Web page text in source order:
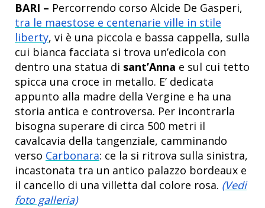
BARI – Percorrendo corso Alcide De Gasperi,
tra le maestose e centenarie ville in stile
liberty, vi è una piccola e bassa cappella, sulla
cui bianca facciata si trova un’edicola con
dentro una statua di sant’Anna e sul cui tetto
spicca una croce in metallo. E’ dedicata
appunto alla madre della Vergine e ha una
storia antica e controversa. Per incontrarla
bisogna superare di circa 500 metri il
cavalcavia della tangenziale, camminando
verso Carbonara: ce la si ritrova sulla sinistra,
incastonata tra un antico palazzo bordeaux e
il cancello di una villetta dal colore rosa. (Vedi
foto galleria)